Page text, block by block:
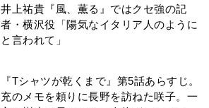
井上祐貴『風、薫る』ではクセ強の記
者・横沢役「陽気なイタリア人のように
と言われて」
『Tシャツが乾くまで』第5話あらすじ。
充のメモを頼りに長野を訪ねた咲子。一